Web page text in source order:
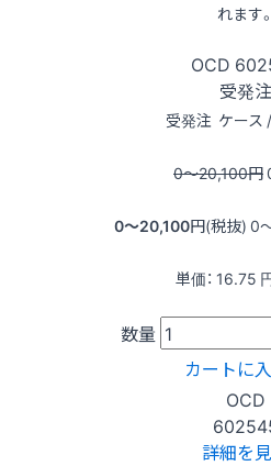
れます。
OCD
受発注
受発注 ケース
0〜20,100円
0〜20,100円(税抜) 0
単価： 16.75
数量
カートに
OCD
詳細を